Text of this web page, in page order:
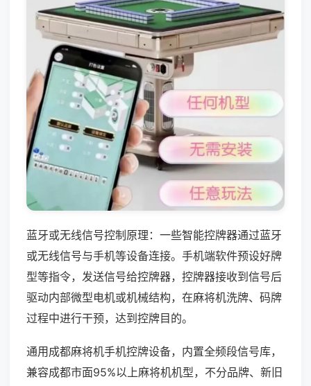
蓝牙或无线信号控制原理：一些智能控牌器通过蓝牙
或无线信号与手机等设备连接。手机端软件预设好牌
型等指令，发送信号给控牌器，控牌器接收到信号后
驱动内部微型电机或机械结构，在麻将机洗牌、码牌
过程中进行干预，达到控牌目的。
通用成都麻将机手机控牌设备，内置全频段信号库，
兼容成都市面95%以上麻将机机型，不分品牌、新旧